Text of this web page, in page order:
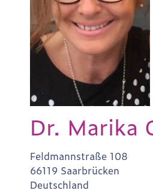
Dr. Marika
Feldmannstraße 108
66119 Saarbrücken
Deutschland